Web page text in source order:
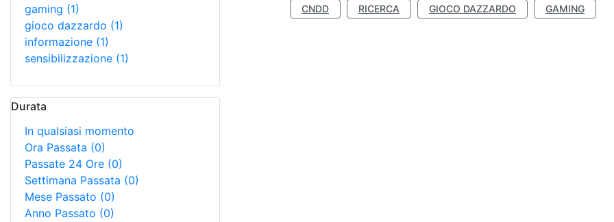
gaming (1)
gioco dazzardo (1)
informazione (1)
sensibilizzazione (1)
Durata
In qualsiasi momento
Ora Passata (0)
Passate 24 Ore (0)
Settimana Passata (0)
Mese Passato (0)
Anno Passato (0)
CNDD RICERCA GIOCO DAZZARDO GAMING